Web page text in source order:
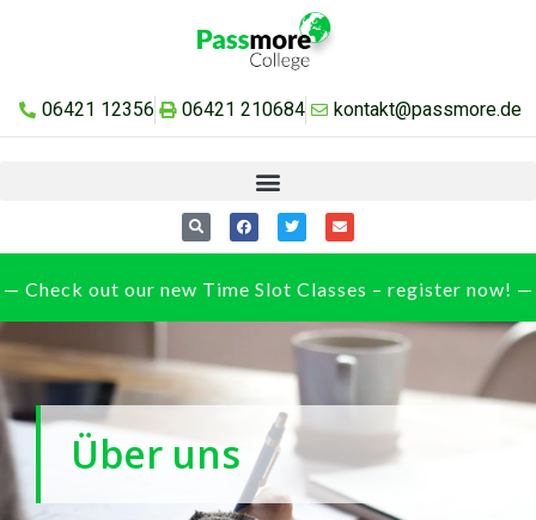
06421 12356 06421 210684 kontakt@passmore.de
— Check out our new Time Slot Classes – register now! —
Über uns